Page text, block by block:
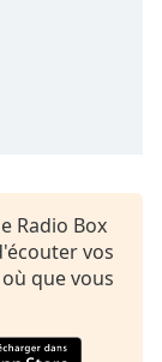
Radio Box
vos
que vous